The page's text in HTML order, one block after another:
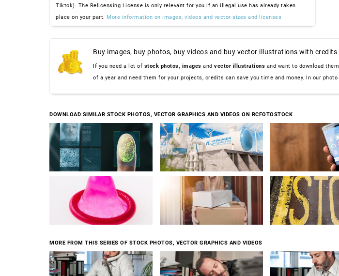
Tiktok). The Relicensing License is only relevant for you if an illegal use has already taken
place on your part. More information on images, videos and vector sizes and licenses
Buy images, buy photos, buy videos and buy vector illustrations with
If you need a lot of stock photos, images and vector illustrations and want to download
of a year and need them for your projects, credits can save you time and money. In our
DOWNLOAD SIMILAR STOCK PHOTOS, VECTOR GRAPHICS AND VIDEOS ON RCFOTOSTOCK
MORE FROM THIS SERIES OF STOCK PHOTOS, VECTOR GRAPHICS AND VIDEOS